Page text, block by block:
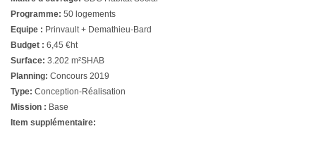
Programme: 50 logements
Equipe : Prinvault + Demathieu-Bard
Budget : 6,45 €ht
Surface: 3.202 m²SHAB
Planning: Concours 2019
Type: Conception-Réalisation
Mission : Base
Item supplémentaire: